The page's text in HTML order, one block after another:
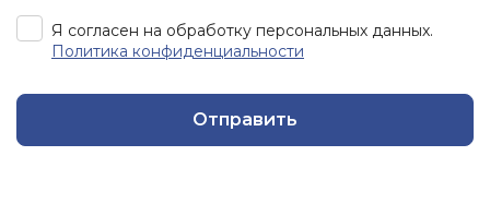
Я согласен на обработку персональных данных.
Политика конфиденциальности
Отправить